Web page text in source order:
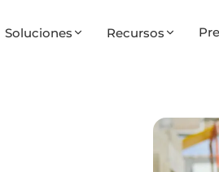
Soluciones Recursos